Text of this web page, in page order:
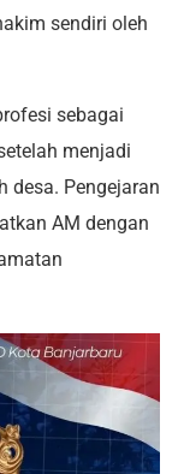
sendiri oleh
sebagai
menjadi
desa. Pengejaran
AM dengan